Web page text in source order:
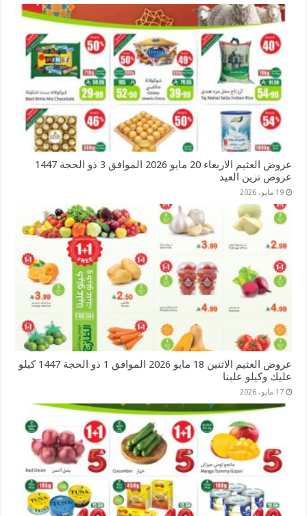
عروض العثيم الاربعاء 20 مايو 2026 الموافق 3 ذو الحجة 1447
عروض تزين العيد
19 مايو، 2026
عروض العثيم الاثنين 18 مايو 2026 الموافق 1 ذو الحجة 1447 كيلو
عليك وكيلو علينا
17 مايو، 2026